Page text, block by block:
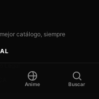
catálogo, siempre
Anime Buscar